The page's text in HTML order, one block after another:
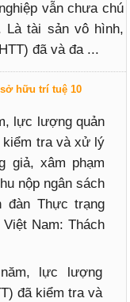
vẫn chưa chú
Là tài sản vô hình,
đã và đa ...
hữu trí tuệ 10
lực lượng quản
kiểm tra và xử lý
giả, xâm phạm
nộp ngân sách
đàn Thực trạng
Nam: Thách
lực lượng
đã kiểm tra và